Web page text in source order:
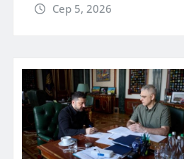
Сер 5, 2026